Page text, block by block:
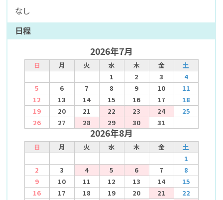
なし
日程
2026年7月
日 月 火 水 木 金
土
1
2 3
4
5
6 7 8 9 10
11
12
13 14 15 16 17
18
19
20 21 22 23 24
25
26
27 28 29 30 31
2026年8月
日 月 火 水 木 金
土
1
2
3 4 5 6 7
8
9
10 11 12 13 14
15
16
17 18 19 20 21
22